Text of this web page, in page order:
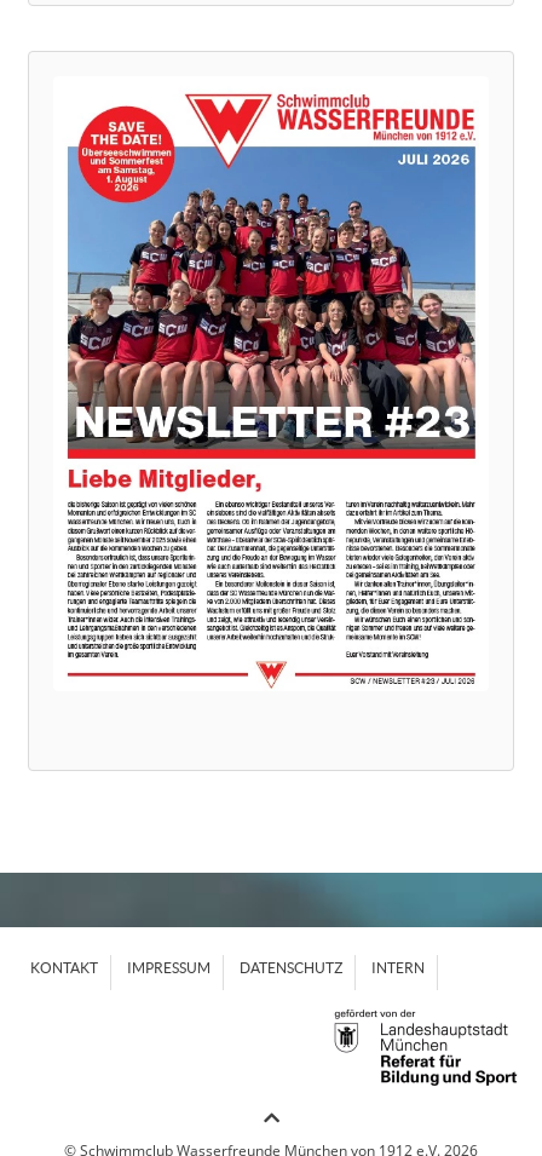
KONTAKT IMPRESSUM DATENSCHUTZ INTERN
© Schwimmclub Wasserfreunde München von 1912 e.V. 2026